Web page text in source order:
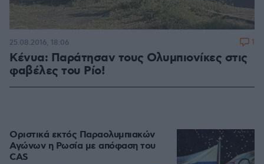
Κένυα: Παράτησαν τους Ολυμπιονίκες στις
φαβέλες του Ρίο!
25.08.2016, 18:06 1
Οριστικά εκτός Παραολυμπιακών
Αγώνων η Ρωσία με απόφαση του
CAS